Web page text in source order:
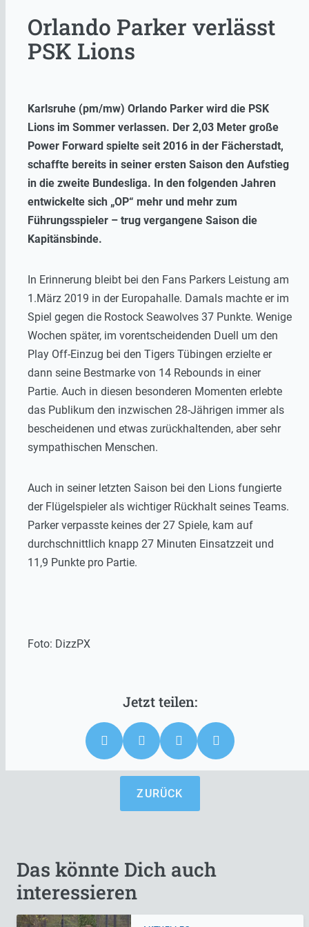
Orlando Parker verlässt
PSK Lions
Karlsruhe (pm/mw) Orlando Parker wird die PSK
Lions im Sommer verlassen. Der 2,03 Meter große
Power Forward spielte seit 2016 in der Fächerstadt,
schaffte bereits in seiner ersten Saison den Aufstieg
in die zweite Bundesliga. In den folgenden Jahren
entwickelte sich „OP“ mehr und mehr zum
Führungsspieler – trug vergangene Saison die
Kapitänsbinde.
In Erinnerung bleibt bei den Fans Parkers Leistung am
1.März 2019 in der Europahalle. Damals machte er im
Spiel gegen die Rostock Seawolves 37 Punkte. Wenige
Wochen später, im vorentscheidenden Duell um den
Play Off-Einzug bei den Tigers Tübingen erzielte er
dann seine Bestmarke von 14 Rebounds in einer
Partie. Auch in diesen besonderen Momenten erlebte
das Publikum den inzwischen 28-Jährigen immer als
bescheidenen und etwas zurückhaltenden, aber sehr
sympathischen Menschen.
Auch in seiner letzten Saison bei den Lions fungierte
der Flügelspieler als wichtiger Rückhalt seines Teams.
Parker verpasste keines der 27 Spiele, kam auf
durchschnittlich knapp 27 Minuten Einsatzzeit und
11,9 Punkte pro Partie.
Foto: DizzPX
ZURÜCK
Das könnte Dich auch
interessieren